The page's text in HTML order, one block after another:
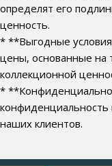
определят его
ценность.
* **Выгодные
цены, основанные на
коллекционной
*
конфиденциальность
наших клиентов.